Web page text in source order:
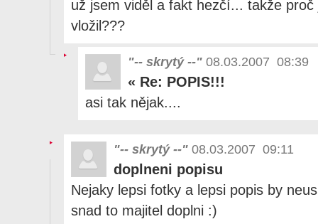
už jsem viděl a fakt hezčí... takže
vložil???
"-- skrytý --" 08.03.2007 08:39
« Re: POPIS!!!
asi tak nějak....
"-- skrytý --" 08.03.2007 09:11
doplneni popisu
Nejaky lepsi fotky a lepsi popis by
snad to majitel doplni :)